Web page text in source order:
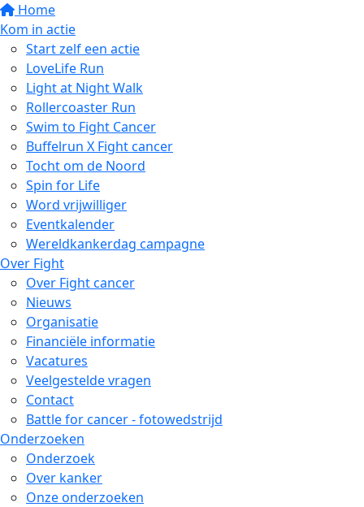
Home
Kom in actie
Start zelf een actie
LoveLife Run
Light at Night Walk
Rollercoaster Run
Swim to Fight Cancer
Buffelrun X Fight cancer
Tocht om de Noord
Spin for Life
Word vrijwilliger
Eventkalender
Wereldkankerdag campagne
Over Fight
Over Fight cancer
Nieuws
Organisatie
Financiële informatie
Vacatures
Veelgestelde vragen
Contact
Battle for cancer - fotowedstrijd
Onderzoeken
Onderzoek
Over kanker
Onze onderzoeken